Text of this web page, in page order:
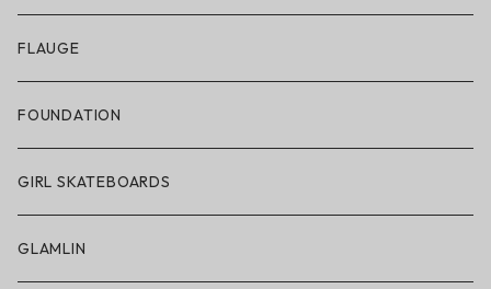
アパレル
帽子
サングラス
スノーゴーグル
FLAUGE
FOUNDATION
GIRL SKATEBOARDS
GLAMLIN